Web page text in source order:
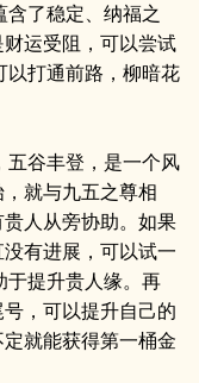
含了稳定、纳福之
运受阻，可以尝试
以打通前路，柳暗花
五谷丰登，是一个风
就与九五之尊相
人从旁协助。如果
有进展，可以试一
于提升贵人缘。再
号，可以提升自己的
就能获得第一桶金